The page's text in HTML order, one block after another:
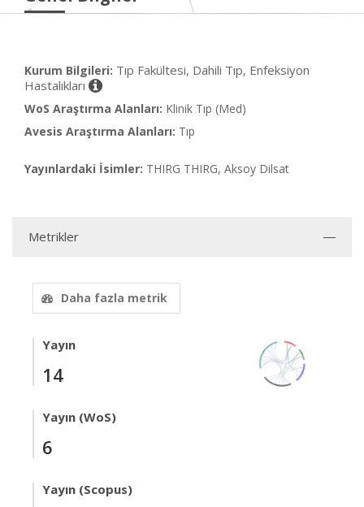
Kurum Bilgileri: Tıp Fakültesi, Dahili Tıp, Enfeksiyon
Hastalıkları
WoS Araştırma Alanları: Klinik Tıp (Med)
Avesis Araştırma Alanları: Tıp
Yayınlardaki İsimler: THIRG THIRG, Aksoy Dilsat
Metrikler
Daha fazla metrik
Yayın
14
Yayın (WoS)
6
Yayın (Scopus)